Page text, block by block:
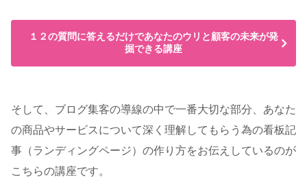
１２の質問に答えるだけであなたのウリと顧客の未来が発
掘できる講座
そして、ブログ集客の導線の中で一番大切な部分、あなた
の商品やサービスについて深く理解してもらう為の看板記
事（ランディングページ）の作り方をお伝えしているのが
こちらの講座です。